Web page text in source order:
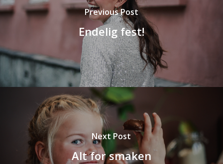
Previous Post
Endelig fest!
Next Post
Alt for smaken